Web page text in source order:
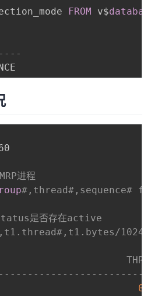
FROM v$
进程
#,thread#,sequence#
是否存在active
1024/
#
0